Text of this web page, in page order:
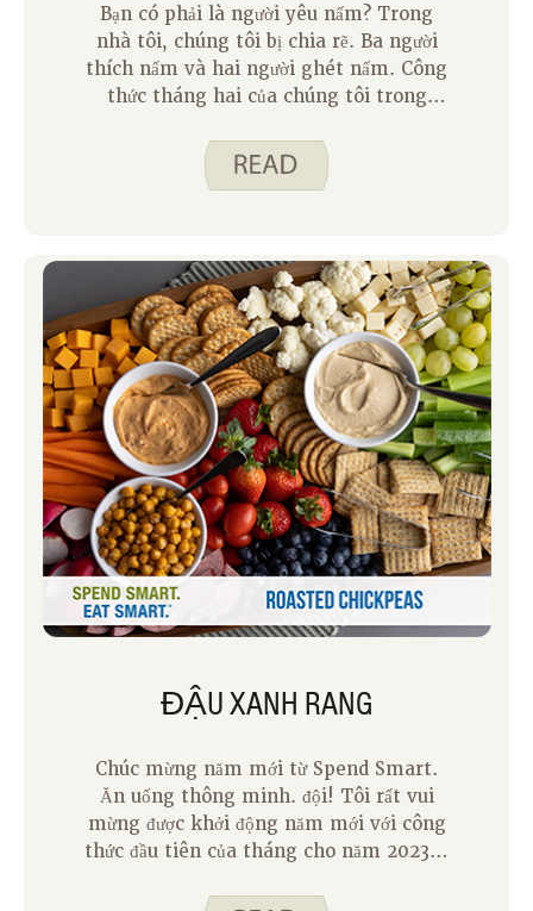
Bạn có phải là người yêu nấm? Trong
nhà tôi, chúng tôi bị chia rẽ. Ba người
thích nấm và hai người ghét nấm. Công
thức tháng hai của chúng tôi trong
một con gà rán áp chảo phủ nước sốt
nấm. Vì thịt gà và nước thịt được chuẩn
đồng bằng của họ. Và, đối với những
người yêu thích nấm chúng tôi, chúng
tôi nhận được thêm nước sốt nấm.
ĐẬU XANH RANG
Chúc mừng năm mới từ Spend Smart.
Ăn uống thông minh. đội! Tôi rất vui
mừng được khởi động năm mới với công
thức đầu tiên của tháng cho năm 2023 –